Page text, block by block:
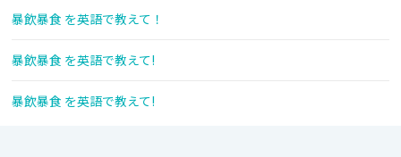
暴飲暴食 を英語で教えて！
暴飲暴食 を英語で教えて!
暴飲暴食 を英語で教えて!